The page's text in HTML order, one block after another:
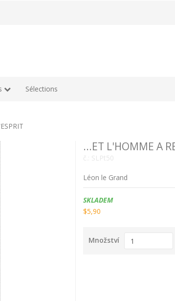
Sélections
...ET L'HOMME A
č.: SLPt50
Léon le Grand
Dostupnost:
SKLADEM
$5,90
Množství